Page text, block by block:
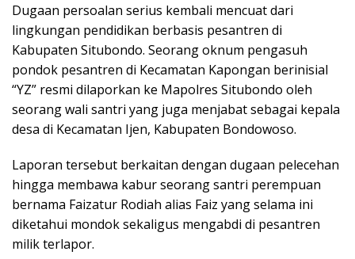
Dugaan persoalan serius kembali mencuat dari
lingkungan pendidikan berbasis pesantren di
Kabupaten Situbondo. Seorang oknum pengasuh
pondok pesantren di Kecamatan Kapongan berinisial
“YZ” resmi dilaporkan ke Mapolres Situbondo oleh
seorang wali santri yang juga menjabat sebagai kepala
desa di Kecamatan Ijen, Kabupaten Bondowoso.
Laporan tersebut berkaitan dengan dugaan pelecehan
hingga membawa kabur seorang santri perempuan
bernama Faizatur Rodiah alias Faiz yang selama ini
diketahui mondok sekaligus mengabdi di pesantren
milik terlapor.